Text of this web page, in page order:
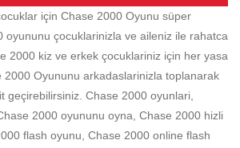
Hesaplamalar
Oyun
Eğitim Haberleri
için Chase 2000 Oyunu süper
oyununu çocuklarinizla ve aileniz ile rahatca
2000 kiz ve erkek çocuklariniz için her yasa
2000 Oyununu arkadaslarinizla toplanarak
geçirebilirsiniz. Chase 2000 oyunlari,
2000 oyununu oyna, Chase 2000 hizli
flash oyunu, Chase 2000 online flash